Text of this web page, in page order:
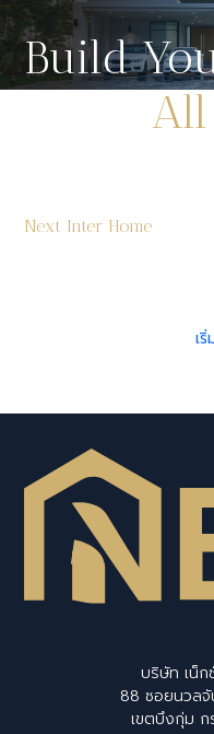
Build
Next Inter Home
เ
บริษัท เน็ก
88 ซอยนวล
เขตบึงกุ่ม ก